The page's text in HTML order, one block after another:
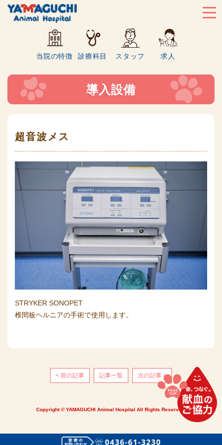
当院の特徴 診療科目 スタッフ 求人
導入設備
超音波メス
STRYKER SONOPET
椎間板ヘルニアの手術で使用します。
< 前の記事 記事一覧 次の記事 >
Copyright © YAMAGUCHI Animal Hospital All Rights Reserved.